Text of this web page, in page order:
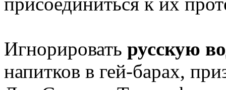
Игнорировать русскую
напитков в гей-барах,